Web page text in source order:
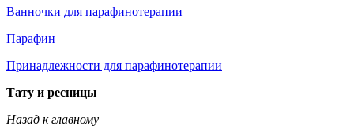
Ванночки для парафинотерапии
Парафин
Принадлежности для парафинотерапии
Тату и ресницы
Назад к главному